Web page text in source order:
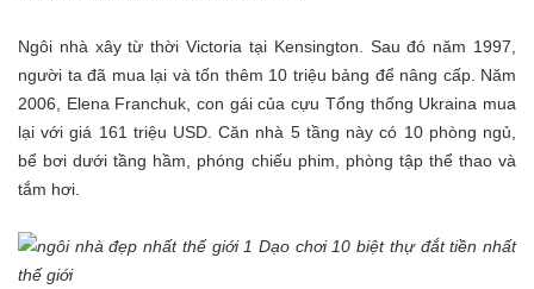
Ngôi nhà xây từ thời Victoria tại Kensington. Sau đó năm 1997,
người ta đã mua lại và tốn thêm 10 triệu bảng để nâng cấp. Năm
2006, Elena Franchuk, con gái của cựu Tổng thống Ukraina mua
lại với giá 161 triệu USD. Căn nhà 5 tầng này có 10 phòng ngủ,
bể bơi dưới tầng hầm, phóng chiếu phim, phòng tập thể thao và
tắm hơi.